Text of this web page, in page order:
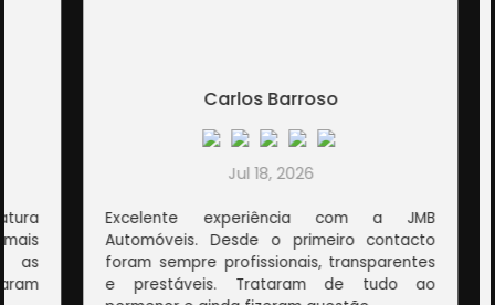
Carlos Barroso
Jul 18, 2026
Excelente experiência com a JMB
Automóveis. Desde o primeiro contacto
foram sempre profissionais, transparentes
e prestáveis. Trataram de tudo ao